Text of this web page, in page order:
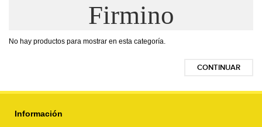
Firmino
No hay productos para mostrar en esta categoría.
CONTINUAR
Información